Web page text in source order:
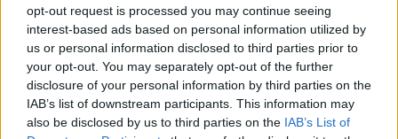
opt-out request is processed you may continue seeing
interest-based ads based on personal information utilized by
us or personal information disclosed to third parties prior to
your opt-out. You may separately opt-out of the further
disclosure of your personal information by third parties on the
IAB’s list of downstream participants. This information may
also be disclosed by us to third parties on the IAB’s List of
Shtuar më
16.04.2025 23:34
Tags:
Be , kosova